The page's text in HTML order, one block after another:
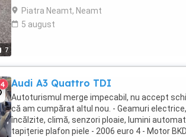
7
Piatra Neamt, Neamt
5 august
4 Audi A3 Quattro TDI
Autoturismul merge impecabil, nu accept
că am cumpărat altul nou. - Geamuri
încălzite, climă, senzori ploaie, lumini
tapițerie plafon piele - 2006 euro 4 - Motor